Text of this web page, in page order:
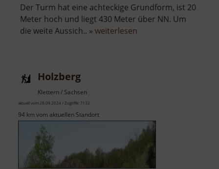
Der Turm hat eine achteckige Grundform, ist 20
Meter hoch und liegt 430 Meter über NN. Um
die weite Aussich.. » weiterlesen
Holzberg
Klettern / Sachsen
aktuell vom 28.09.2024 / Zugriffe: 7132
94 km vom aktuellen Standort